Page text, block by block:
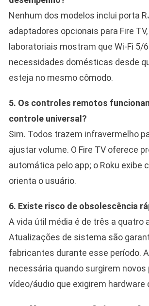
Nenhum dos modelos inclui porta
adaptadores opcionais para Fire
laboratoriais mostram que Wi-Fi 5/
necessidades domésticas desde
esteja no mesmo cômodo.
5. Os controles remotos
controle universal?
Sim. Todos trazem infravermelho
ajustar volume. O Fire TV oferece
automática pelo app; o Roku exibe
orienta o usuário.
6. Existe risco de obsolescência
A vida útil média é de três a quatro
Atualizações de sistema são
fabricantes durante esse período.
necessária quando surgirem novos
vídeo/áudio que exigirem hardware